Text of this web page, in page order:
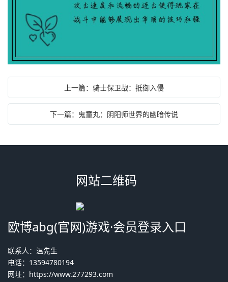
上一篇：骑士保卫战：抵御入侵
下一篇：鬼童丸：阴阳师世界的幽暗传说
网站二维码
欧博abg(官网)游戏·会员登录入口
联系人：温先生
电话：13594780194
网址： https://www.277293.com